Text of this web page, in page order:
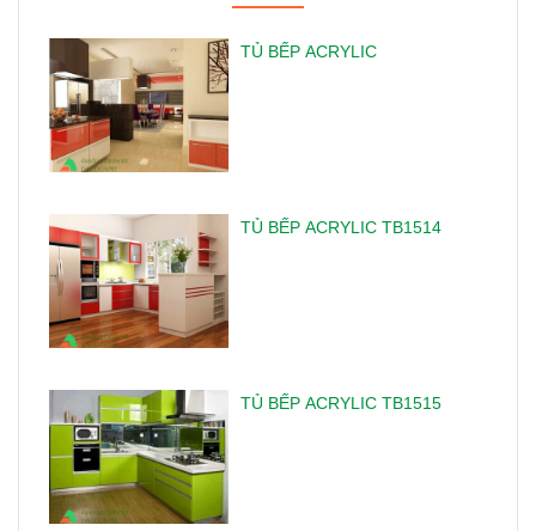
TỦ BẾP ACRYLIC
TỦ BẾP ACRYLIC TB1514
TỦ BẾP ACRYLIC TB1515